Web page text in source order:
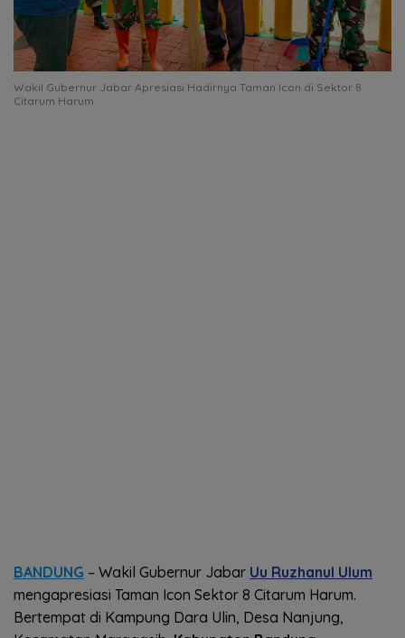
Wakil Gubernur Jabar Apresiasi Hadirnya Taman Icon di Sektor 8
Citarum Harum
BANDUNG – Wakil Gubernur Jabar Uu Ruzhanul Ulum
mengapresiasi Taman Icon Sektor 8 Citarum Harum.
Bertempat di Kampung Dara Ulin, Desa Nanjung,